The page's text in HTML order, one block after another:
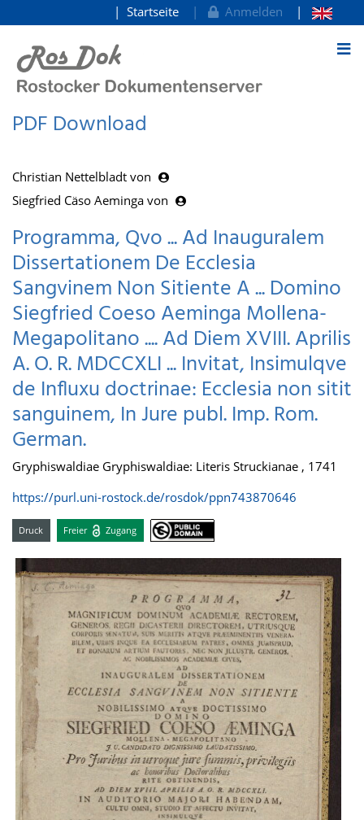
zum Inhalt
Startseite Anmelden
PDF Download
Christian Nettelbladt von
Siegfried Cäso Aeminga von
Programma, Qvo ... Ad Inauguralem
Dissertationem De Ecclesia
Sangvinem Non Sitiente A ... Domino
Siegfried Coeso Aeminga Mollena-
Megapolitano .... Ad Diem XVIII. Aprilis
A. O. R. MDCCXLI ... Invitat, Insimulqve
de Influxu doctrinae: Ecclesia non sitit
sanguinem, In Jure publ. Imp. Rom.
German.
Gryphiswaldiae Gryphiswaldiae: Literis Struckianae , 1741
https://purl.uni-rostock.de/rosdok/ppn743870646
Druck Freier Zugang